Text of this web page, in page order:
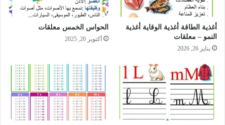
أغذية الطاقة أغذية الوقاية أغذية
النمو – معلقات
يناير 26, 2026
الحواس الخمس معلقات
أكتوبر 20, 2025